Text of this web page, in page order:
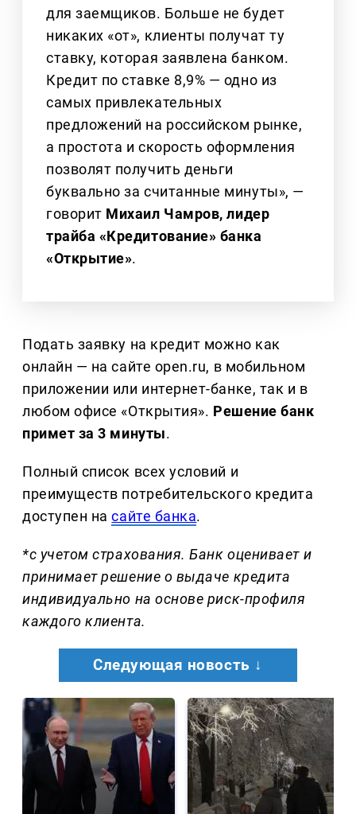
для заемщиков. Больше не будет
никаких «от», клиенты получат ту
ставку, которая заявлена банком.
Кредит по ставке 8,9% — одно из
самых привлекательных
предложений на российском рынке,
а простота и скорость оформления
позволят получить деньги
буквально за считанные минуты», —
говорит Михаил Чамров, лидер
трайба «Кредитование» банка
«Открытие».
Подать заявку на кредит можно как
онлайн — на сайте open.ru, в мобильном
приложении или интернет-банке, так и в
любом офисе «Открытия». Решение банк
примет за 3 минуты.
Полный список всех условий и
преимуществ потребительского кредита
доступен насайте банка.
*с учетом страхования. Банк оценивает и
принимает решение о выдаче кредита
индивидуально на основе риск-профиля
каждого клиента.
Следующая новость ↓